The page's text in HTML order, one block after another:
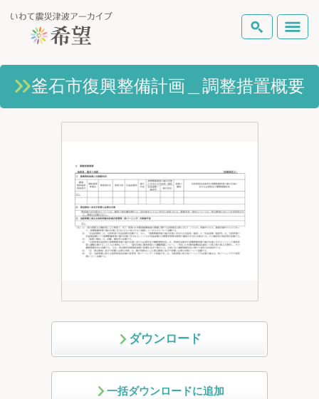
いわて震災津波アーカイブとは
ピックアップコンテンツ
Foreign Laguage
検索
釜石市復興整備計画＿調整措置概要
ダウンロード
一括ダウンロードに追加